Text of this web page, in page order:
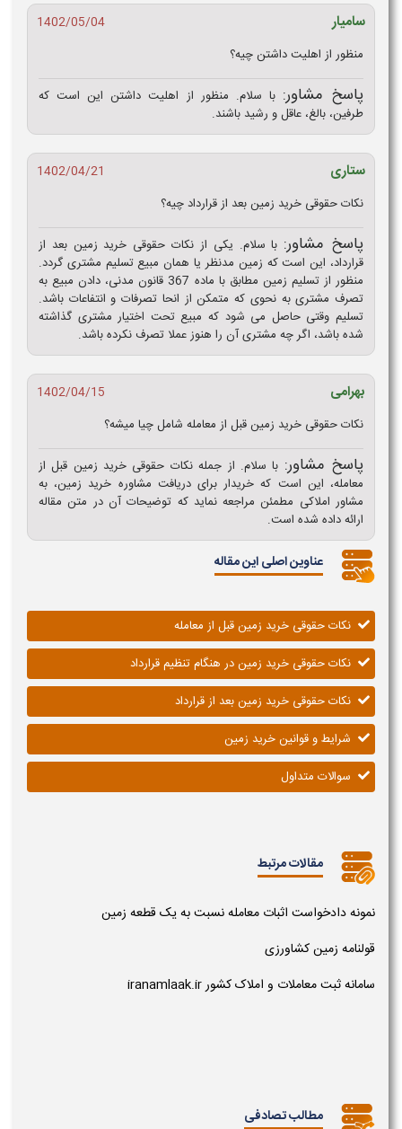
سامیار
1402/05/04
منظور از اهلیت داشتن چیه؟
پاسخ مشاور: با سلام. منظور از اهلیت داشتن این است که
طرفین، بالغ، عاقل و رشید باشند.
ستاری
1402/04/21
نکات حقوقی خرید زمین بعد از قرارداد چیه؟
پاسخ مشاور: با سلام. یکی از نکات حقوقی خرید زمین بعد از
قرارداد، این است که زمین مدنظر یا همان مبیع تسلیم مشتری گردد.
منظور از تسلیم زمین مطابق با ماده 367 قانون مدنی، دادن مبیع به
تصرف مشتری به نحوی که متمکن از انحا تصرفات و انتفاعات باشد.
تسلیم وقتی حاصل می‌ شود که مبیع تحت اختیار مشتری گذاشته
شده باشد، اگر چه مشتری آن را هنوز عملا تصرف نکرده باشد.
بهرامی
1402/04/15
نکات حقوقی خرید زمین قبل از معامله شامل چیا میشه؟
پاسخ مشاور: با سلام. از جمله نکات حقوقی خرید زمین قبل از
معامله، این است که خریدار برای دریافت مشاوره خرید زمین، به
مشاور املاکی مطمئن مراجعه نماید که توضیحات آن در متن مقاله
ارائه داده شده است.
عناوین اصلی این مقاله
نکات حقوقی خرید زمین قبل از معامله
نکات حقوقی خرید زمین در هنگام تنظیم قرارداد
نکات حقوقی خرید زمین بعد از قرارداد
شرایط و قوانین خرید زمین
سوالات متداول
مقالات مرتبط
نمونه دادخواست اثبات معامله نسبت به یک قطعه زمین
قولنامه زمین کشاورزی
سامانه ثبت معاملات و املاک کشور iranamlaak.ir
مطالب تصادفی